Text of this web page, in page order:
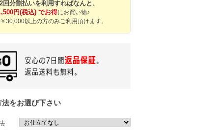
回分割払いを利用すればなんと、
円(税込) でお得にお買い物♪
30,000以上の方のみご利用頂けます。
法をお選び下さい